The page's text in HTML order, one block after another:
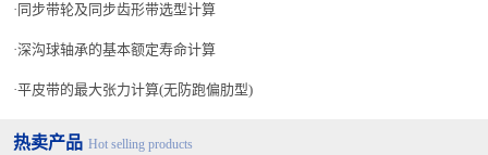
同步带轮及同步齿形带选型计算
深沟球轴承的基本额定寿命计算
平皮带的最大张力计算(无防跑偏肋型)
热卖产品 Hot selling products